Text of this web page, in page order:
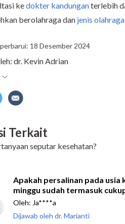
kedokter kandunganterlebih
berolahraga dan jenis olahraga
18 Desember 2024